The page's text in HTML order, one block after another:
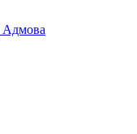
Адмова